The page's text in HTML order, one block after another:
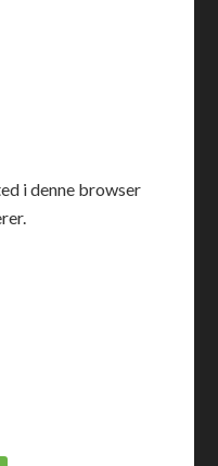
i denne browser